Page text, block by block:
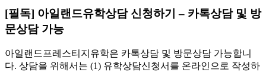
[필독] 아일랜드유학상담 신청하기 – 카톡상담 및 방
문상담 가능
아일랜드프레스티지유학은 카톡상담 및 방문상담 가능합니
다. 상담을 위해서는 (1) 유학상담신청서를 온라인으로 작성하